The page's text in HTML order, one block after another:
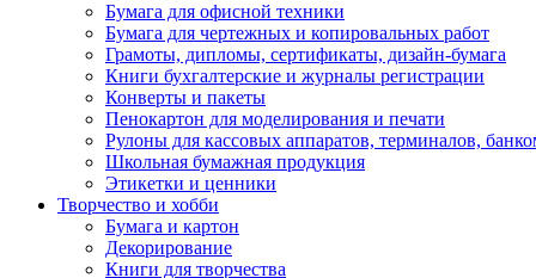
Бумага для офисной техники
Бумага для чертежных и копировальных работ
Грамоты, дипломы, сертификаты, дизайн-бумага
Книги бухгалтерские и журналы регистрации
Конверты и пакеты
Пенокартон для моделирования и печати
Рулоны для кассовых аппаратов, терминалов,
Школьная бумажная продукция
Этикетки и ценники
Творчество и хобби
Бумага и картон
Декорирование
Книги для творчества